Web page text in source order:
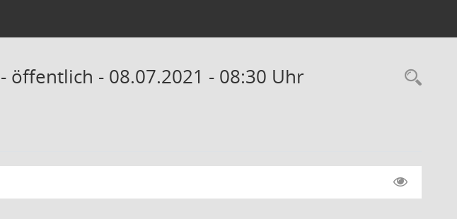
öffentlich - 08.07.2021 - 08:30 Uhr